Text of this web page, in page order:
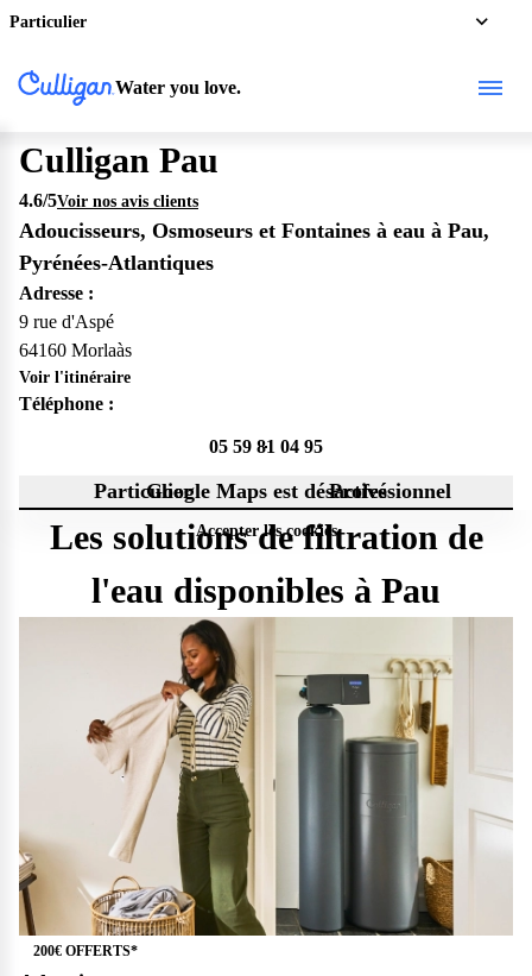
Particulier
Water you love.
Culligan Pau
4.6/5Voir nos avis clients
Adoucisseurs, Osmoseurs et Fontaines à eau à Pau,
Pyrénées-Atlantiques
Adresse :
9 rue d'Aspé
64160 Morlaàs
Voir l'itinéraire
Téléphone :
05 59 81 04 95
Google Maps est désactivé
Accepter les cookies
Particulier Professionnel
Les solutions de filtration de
l'eau disponibles à Pau
200€ OFFERTS*